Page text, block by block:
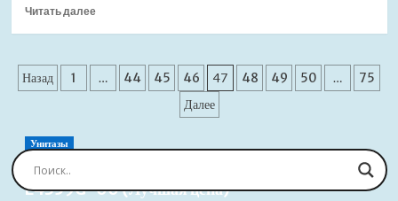
(Лучшая
Читать далееПрочитать
система
Boheme
белый
Пагинация
Назад 1 … 44 45 46 47 48 49 50 …
75
Далее
Унитазы
Сиденье для унитаза Jacob Delafon Brive
E4359G-00 (Лучшая цена)